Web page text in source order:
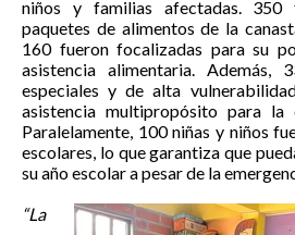
niños y familias afectadas. 350
paquetes de alimentos de la
160 fueron focalizadas para su
asistencia alimentaria. Además,
especiales y de alta
asistencia multipropósito para la
Paralelamente, 100 niñas y niños
escolares, lo que garantiza que
su año escolar a pesar de la
“La